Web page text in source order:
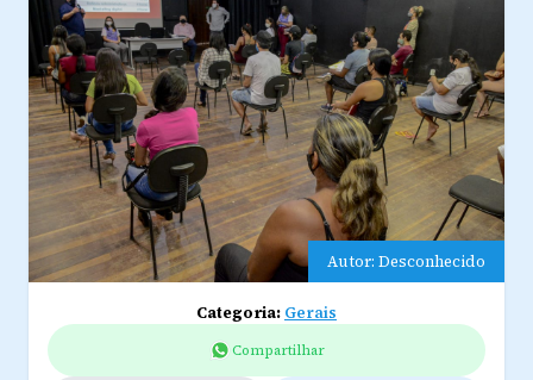
Autor: Desconhecido
Categoria: Gerais
Compartilhar